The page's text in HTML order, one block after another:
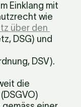
Einklang mit
wie
über den
DSG) und
DSV).
die